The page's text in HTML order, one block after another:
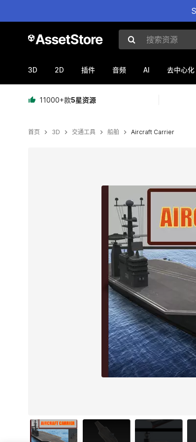
搜索资源
3D 2D 插件 音频 AI 去中心化
11000+款5星资源
首页 3D 交通工具 船舶 Aircraft Carrier